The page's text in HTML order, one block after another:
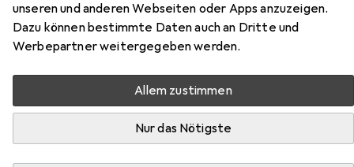
unseren und anderen Webseiten oder Apps anzuzeigen.
Dazu können bestimmte Daten auch an Dritte und
Werbepartner weitergegeben werden.
Allem zustimmen
Nur das Nötigste
Hier findest du passendes Zubehör zum Produkt Vision
USB-Adapter USB-C (M) bis USB Typ A (W) aus der
Kategorie USB Kabel.
Relevanz
Produktliste